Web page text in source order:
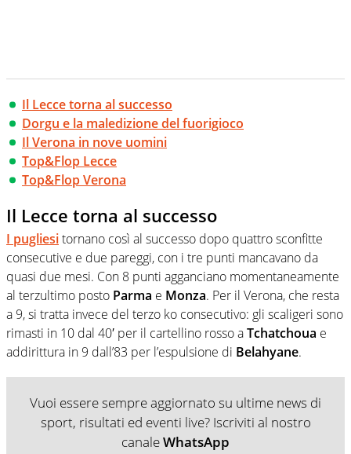
Il Lecce torna al successo
Dorgu e la maledizione del fuorigioco
Il Verona in nove uomini
Top&Flop Lecce
Top&Flop Verona
Il Lecce torna al successo
I pugliesitornano così al successo dopo quattro sconfitte
consecutive e due pareggi, con i tre punti mancavano da
quasi due mesi. Con 8 punti agganciano momentaneamente
al terzultimo posto Parma e Monza. Per il Verona, che resta
a 9, si tratta invece del terzo ko consecutivo: gli scaligeri sono
rimasti in 10 dal 40′ per il cartellino rosso aTchatchoua e
addirittura in 9 dall’83 per l’espulsione di Belahyane.
Vuoi essere sempre aggiornato su ultime news di
sport, risultati ed eventi live? Iscriviti al nostro
canaleWhatsApp